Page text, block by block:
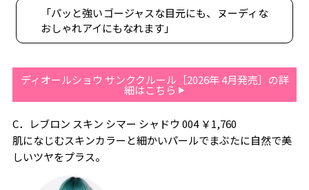
「パッと強いゴージャスな目元にも、ヌーディな
おしゃれアイにもなれます」
ディオールショウ サンククルール［2026年 4月発売］の詳
細はこちら
C．レブロン スキン シマー シャドウ 004 ￥1,760
肌になじむスキンカラーと細かいパールでまぶたに自然で美
しいツヤをプラス。